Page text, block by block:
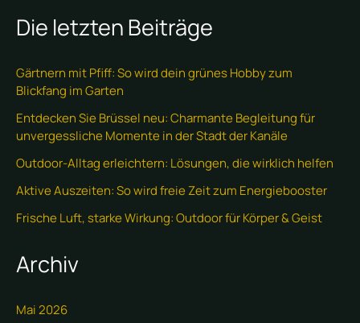
Die letzten Beiträge
Gärtnern mit Pfiff: So wird dein grünes Hobby zum
Blickfang im Garten
Entdecken Sie Brüssel neu: Charmante Begleitung für
unvergessliche Momente in der Stadt der Kanäle
Outdoor-Alltag erleichtern: Lösungen, die wirklich helfen
Aktive Auszeiten: So wird freie Zeit zum Energiebooster
Frische Luft, starke Wirkung: Outdoor für Körper & Geist
Archiv
Mai 2026